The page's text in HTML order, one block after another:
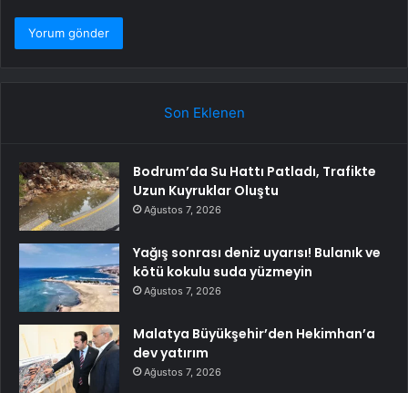
Son Eklenen
Bodrum’da Su Hattı Patladı, Trafikte
Uzun Kuyruklar Oluştu
Ağustos 7, 2026
Yağış sonrası deniz uyarısı! Bulanık ve
kötü kokulu suda yüzmeyin
Ağustos 7, 2026
Malatya Büyükşehir’den Hekimhan’a
dev yatırım
Ağustos 7, 2026